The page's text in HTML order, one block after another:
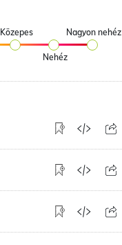
Közepes
Nehéz
Nagyon nehéz